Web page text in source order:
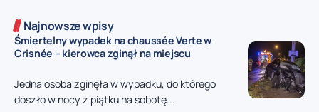
Najnowsze wpisy
Śmiertelny wypadek na chaussée Verte w
Crisnée – kierowca zginął na miejscu
Jedna osoba zginęła w wypadku, do którego
doszło w nocy z piątku na sobotę...